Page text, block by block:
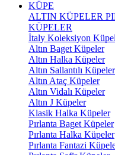
KÜPE
ALTIN KÜPELER
KÜPELER
İtaly Koleksiyon
Altın Baget Küpeler
Altın Halka Küpeler
Altın Sallantılı Küpeler
Altın Ataç Küpeler
Altın Vidalı Küpeler
Altın J Küpeler
Klasik Halka Küpeler
Pırlanta Baget Küpeler
Pırlanta Halka Küpeler
Pırlanta Fantazi